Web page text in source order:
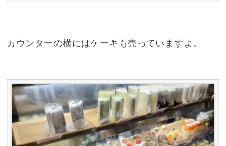
カウンターの横にはケーキも売っていますよ。